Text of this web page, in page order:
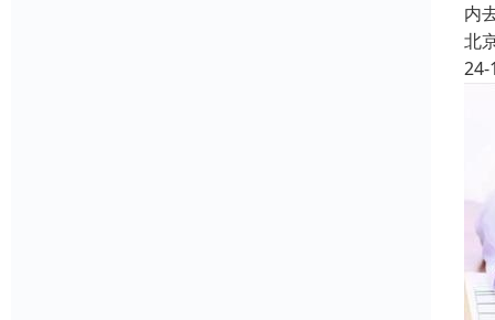
内
北
24-